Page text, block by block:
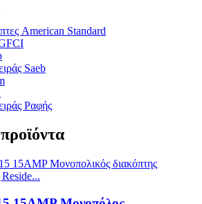
American Standard
Saeb
Ραφής